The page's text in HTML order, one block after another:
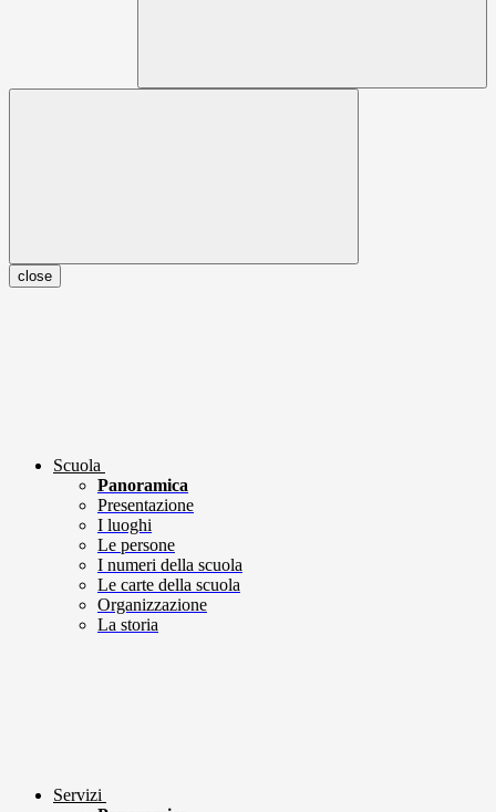
close
Scuola
Panoramica
Presentazione
I luoghi
Le persone
I numeri della scuola
Le carte della scuola
Organizzazione
La storia
Servizi